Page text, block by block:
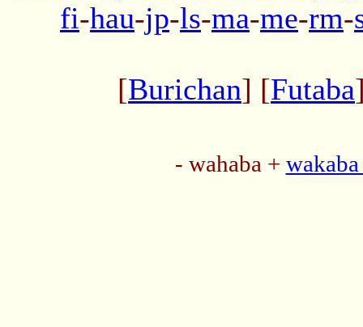
fi-hau-jp-ls-ma-me-rm-
[Burichan] [Futaba
- wahaba +